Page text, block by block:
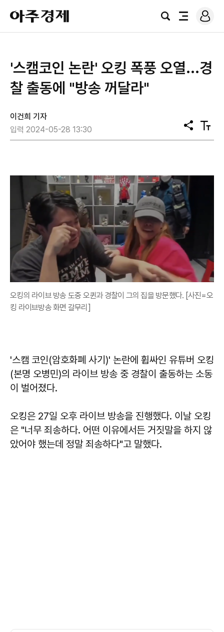
아
주
경
검
전
로
그
'스캠코인 논란' 오킹 폭풍 오열...경
찰 출동에 "방송 꺼달라"
이건희 기자
입력 2024-05-28 13:30
공
유
텍
스
오킹의 라이브 방송 도중 오퀸과 경찰이 그의 집을 방문했다. [사진=오
킹 라이브방송 화면 갈무리]
'스캠 코인(암호화폐 사기)' 논란에 휩싸인 유튜버 오킹
(본명 오병민)의 라이브 방송 중 경찰이 출동하는 소동
이 벌어졌다.
오킹은 27일 오후 라이브 방송을 진행했다. 이날 오킹
은 "너무 죄송하다. 어떤 이유에서든 거짓말을 하지 않
았어야 했는데 정말 죄송하다"고 말했다.